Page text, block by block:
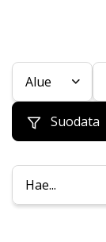
Alue
Suodata